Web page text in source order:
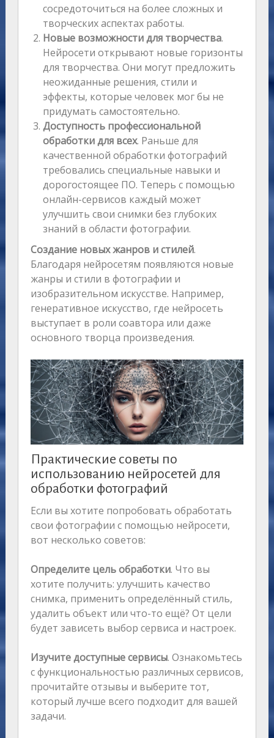
сосредоточиться на более сложных и
творческих аспектах работы.
Новые возможности для творчества.
Нейросети открывают новые горизонты
для творчества. Они могут предложить
неожиданные решения, стили и
эффекты, которые человек мог бы не
придумать самостоятельно.
Доступность профессиональной
обработки для всех. Раньше для
качественной обработки фотографий
требовались специальные навыки и
дорогостоящее ПО. Теперь с помощью
онлайн-сервисов каждый может
улучшить свои снимки без глубоких
знаний в области фотографии.
Создание новых жанров и стилей.
Благодаря нейросетям появляются новые
жанры и стили в фотографии и
изобразительном искусстве. Например,
генеративное искусство, где нейросеть
выступает в роли соавтора или даже
основного творца произведения.
Практические советы по
использованию нейросетей для
обработки фотографий
Если вы хотите попробовать обработать
свои фотографии с помощью нейросети,
вот несколько советов:
Определите цель обработки. Что вы
хотите получить: улучшить качество
снимка, применить определённый стиль,
удалить объект или что-то ещё? От цели
будет зависеть выбор сервиса и настроек.
Изучите доступные сервисы. Ознакомьтесь
с функциональностью различных сервисов,
прочитайте отзывы и выберите тот,
который лучше всего подходит для вашей
задачи.